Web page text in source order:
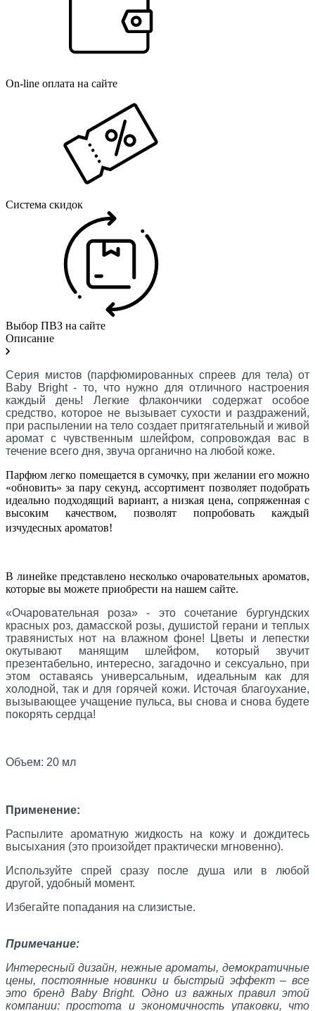
On-line оплата на сайте
Система скидок
Выбор ПВЗ на сайте
Описание
Серия мистов (парфюмированных спреев для тела) от
Baby Bright - то, что нужно для отличного настроения
каждый день! Легкие флакончики содержат особое
средство, которое не вызывает сухости и раздражений,
при распылении на тело создает притягательный и живой
аромат с чувственным шлейфом, сопровождая вас в
течение всего дня, звуча органично на любой коже.
Парфюм легко помещается в сумочку, при желании его можно
«обновить» за пару секунд, ассортимент позволяет подобрать
идеально подходящий вариант, а низкая цена, сопряженная с
высоким качеством, позволят попробовать каждый
изчудесных ароматов!
В линейке представлено несколько очаровательных ароматов,
которые вы можете приобрести на нашем сайте.
«Очаровательная роза» - это сочетание бургундских
красных роз, дамасской розы, душистой герани и теплых
травянистых нот на влажном фоне! Цветы и лепестки
окутывают манящим шлейфом, который звучит
презентабельно, интересно, загадочно и сексуально, при
этом оставаясь универсальным, идеальным как для
холодной, так и для горячей кожи. Источая благоухание,
вызывающее учащение пульса, вы снова и снова будете
покорять сердца!
Объем: 20 мл
Применение:
Распылите ароматную жидкость на кожу и дождитесь
высыхания (это произойдет практически мгновенно).
Используйте спрей сразу после душа или в любой
другой, удобный момент.
Избегайте попадания на слизистые.
Примечание:
Интересный дизайн, нежные ароматы, демократичные
цены, постоянные новинки и быстрый эффект – все
это бренд Baby Bright. Одно из важных правил этой
компании: простота и экономичность упаковки, что